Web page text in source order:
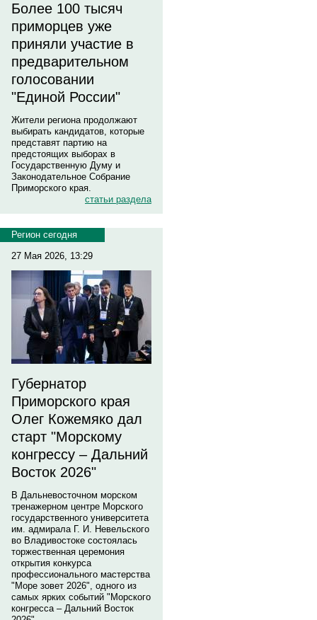
Более 100 тысяч
приморцев уже
приняли участие в
предварительном
голосовании
"Единой России"
Жители региона продолжают
выбирать кандидатов, которые
представят партию на
предстоящих выборах в
Государственную Думу и
Законодательное Собрание
Приморского края.
статьи раздела
Регион сегодня
27 Мая 2026, 13:29
Губернатор
Приморского края
Олег Кожемяко дал
старт "Морскому
конгрессу – Дальний
Восток 2026"
В Дальневосточном морском
тренажерном центре Морского
государственного университета
им. адмирала Г. И. Невельского
во Владивостоке состоялась
торжественная церемония
открытия конкурса
профессионального мастерства
"Море зовет 2026", одного из
самых ярких событий "Морского
конгресса – Дальний Восток